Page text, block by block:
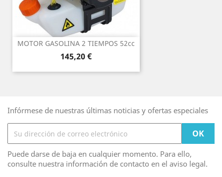
MOTOR GASOLINA 2 TIEMPOS 52cc
Precio
145,20 €
Infórmese de nuestras últimas noticias y ofertas especiales
Puede darse de baja en cualquier momento. Para ello,
consulte nuestra información de contacto en el aviso legal.